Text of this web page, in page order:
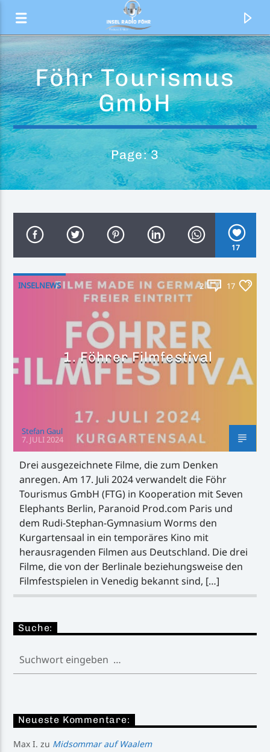
Aktueller Titel
This Is The Life
Amy Macdonald
Inselradio Föhr
Handystream
Föhr Tourismus
GmbH
Page: 3
17
INSELNEWS 2 17
1. Föhrer Filmfestival
Stefan Gaul
7. JULI 2024
Drei ausgezeichnete Filme, die zum Denken
anregen. Am 17. Juli 2024 verwandelt die Föhr
Tourismus GmbH (FTG) in Kooperation mit Seven
Elephants Berlin, Paranoid Prod.com Paris und
dem Rudi-Stephan-Gymnasium Worms den
Kurgartensaal in ein temporäres Kino mit
herausragenden Filmen aus Deutschland. Die drei
Filme, die von der Berlinale beziehungsweise den
Filmfestspielen in Venedig bekannt sind, […]
Suche:
Neueste Kommentare:
Max I. zu Midsommar auf Waalem